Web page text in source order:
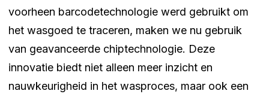
voorheen barcodetechnologie werd gebruikt om
het wasgoed te traceren, maken we nu gebruik
van geavanceerde chiptechnologie. Deze
innovatie biedt niet alleen meer inzicht en
nauwkeurigheid in het wasproces, maar ook een